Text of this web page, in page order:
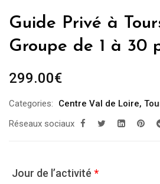
Guide Privé à
Groupe de 1 à 30
299.00€
Categories: Centre Val de Loire,
Réseaux sociaux
Jour de l’activité *